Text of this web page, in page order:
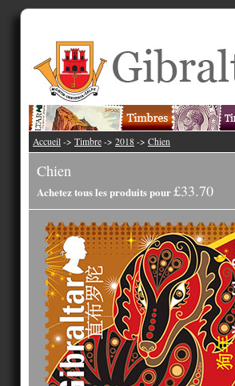
Accueil -> Timbre -> 2018 -> Chien
Chien
Achetez tous les produits pour£33.70